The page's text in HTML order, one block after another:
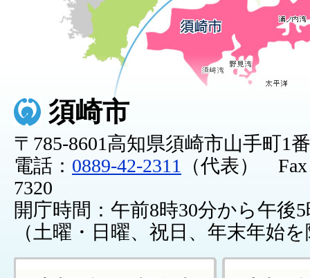
須崎市
〒785-8601高知県須崎市山手町1
電話： 0889-42-2311
（代表） Fax
7320
開庁時間：午前8時30分から午後
（土曜・日曜、祝日、年末年始